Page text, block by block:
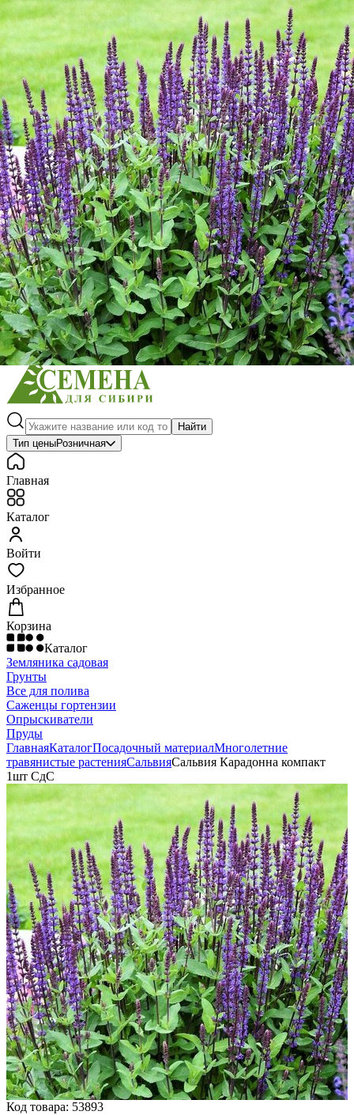
Выберите город
Обратный звонок Заказать обратный звонок
Каталог
Семена
Грунты
Газонные травы, сидераты
Горшки, рассадники, аксессуары
Посадочный материал
Садовый инструмент, инвентарь
Консервирование
Средства защиты, удобрения, добавки, химия
Обустройство сада, декор
Найти
Тип ценыРозничная
Главная
Каталог
Войти
Избранное
Корзина
Каталог
Земляника садовая
Грунты
Все для полива
Саженцы гортензии
Опрыскиватели
Пруды
ГлавнаяКаталогПосадочный материалМноголетние
травянистые растенияСальвияСальвия Карадонна компакт
1шт СдС
Код товара: 53893